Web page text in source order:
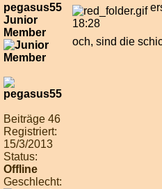
pegasus55
Junior
Member
Beiträge 46
Registriert:
15/3/2013
Status:
Offline
Geschlecht:
18:28
och, sind die